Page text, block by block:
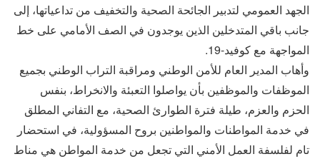
الجهد العمومي لتدبير الجائحة الصحية والتخفيف من تداعياتها، إلى
جانب باقي المتدخلين الذين يوجدون في الصف الأمامي على خط
المواجهة مع كوفيد-19.
وأهاب المدير العام للأمن الوطني ومراقبة التراب الوطني بجميع
الموظفات والموظفين بأن يواصلوا التعبئة والانخراط، بنفس
الحزم والعزم، طيلة فترة الطوارئ الصحية، مع التفاني المطلق
في خدمة المواطنات والمواطنين بروح المسؤولية، في استحضار
تام لفلسفة العمل الأمني التي تجعل من خدمة المواطن هي مناط